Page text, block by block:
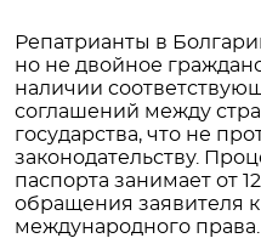
Репатрианты в
но не двойное
наличии
соглашений между
государства, что не
законодательству.
паспорта занимает от
обращения заявителя
международного